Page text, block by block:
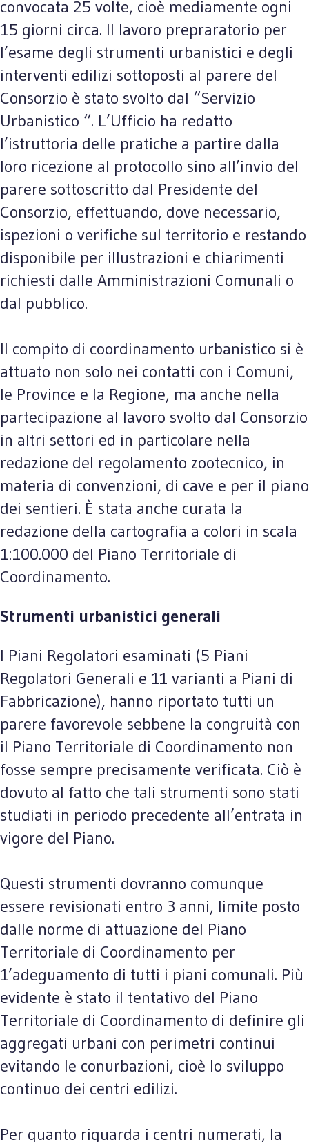
convocata 25 volte, cioè mediamente ogni
15 giorni circa. Il lavoro prepraratorio per
l’esame degli strumenti urbanistici e degli
interventi edilizi sottoposti al parere del
Consorzio è stato svolto dal “Servizio
Urbanistico “. L’Ufficio ha redatto
l’istruttoria delle pratiche a partire dalla
loro ricezione al protocollo sino all’invio del
parere sottoscritto dal Presidente del
Consorzio, effettuando, dove necessario,
ispezioni o verifiche sul territorio e restando
disponibile per illustrazioni e chiarimenti
richiesti dalle Amministrazioni Comunali o
dal pubblico.
Il compito di coordinamento urbanistico si è
attuato non solo nei contatti con i Comuni,
le Province e la Regione, ma anche nella
partecipazione al lavoro svolto dal Consorzio
in altri settori ed in particolare nella
redazione del regolamento zootecnico, in
materia di convenzioni, di cave e per il piano
dei sentieri. È stata anche curata la
redazione della cartografia a colori in scala
1:100.000 del Piano Territoriale di
Coordinamento.
Strumenti urbanistici generali
I Piani Regolatori esaminati (5 Piani
Regolatori Generali e 11 varianti a Piani di
Fabbricazione), hanno riportato tutti un
parere favorevole sebbene la congruità con
il Piano Territoriale di Coordinamento non
fosse sempre precisamente verificata. Ciò è
dovuto al fatto che tali strumenti sono stati
studiati in periodo precedente all’entrata in
vigore del Piano.
Questi strumenti dovranno comunque
essere revisionati entro 3 anni, limite posto
dalle norme di attuazione del Piano
Territoriale di Coordinamento per
1’adeguamento di tutti i piani comunali. Più
evidente è stato il tentativo del Piano
Territoriale di Coordinamento di definire gli
aggregati urbani con perimetri continui
evitando le conurbazioni, cioè lo sviluppo
continuo dei centri edilizi.
Per quanto riguarda i centri numerati, la